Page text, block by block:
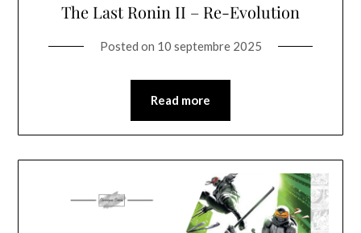
The Last Ronin II – Re-Evolution
Posted on 10 septembre 2025
Read more